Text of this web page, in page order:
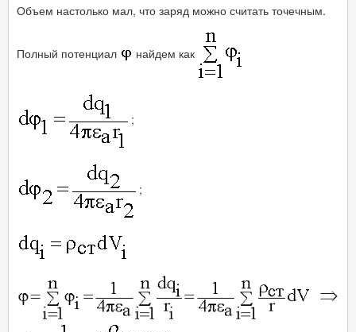
Объем настолько мал, что заряд можно считать точечным.
Полный потенциал найдем как
;
;